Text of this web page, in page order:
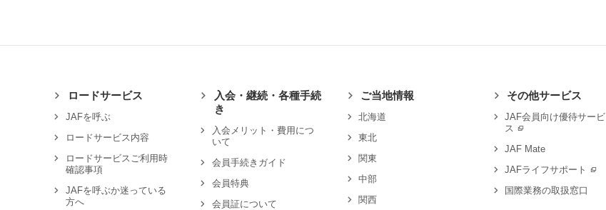
ロードサービス
JAFを呼ぶ
ロードサービス内容
ロードサービスご利用時
確認事項
JAFを呼ぶか迷っている
方へ
入会・継続・各種手続
き
入会メリット・費用につ
いて
会員手続きガイド
会員特典
会員証について
ご当地情報
北海道
東北
関東
中部
関西
その他サービス
JAF会員向け優待サービ
ス
JAF Mate
JAFライフサポート
国際業務の取扱窓口